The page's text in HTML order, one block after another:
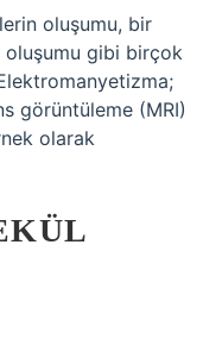
oluşumu, bir
oluşumu gibi birçok
görüntüleme (MRI)
olarak